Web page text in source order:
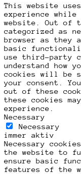
This website
experience
website. Out of
categorized as
browser as they
basic
use third-party
understand how
cookies will be
your consent.
out of these
these cookies
experience.
Necessary
Necessary
immer aktiv
Necessary
the website to
ensure basic
features of the